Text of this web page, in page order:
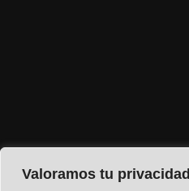
Valoramos tu privacidad